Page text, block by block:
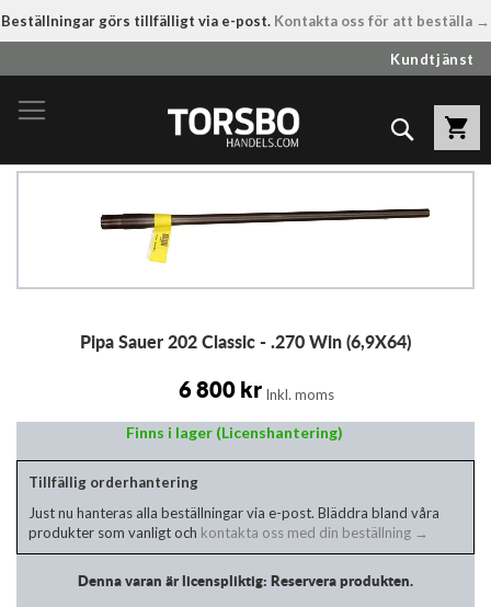
Beställningar görs tillfälligt via e-post. Kontakta oss för att beställa →
till
innehållet
Kundtjänst
Sök
Pipa Sauer 202 Classic - .270 Win (6,9X64)
6 800 kr Inkl. moms
Finns i lager (Licenshantering)
Tillfällig orderhantering
Just nu hanteras alla beställningar via e-post. Bläddra bland våra
produkter som vanligt och kontakta oss med din beställning →
Denna varan är licenspliktig: Reservera produkten.